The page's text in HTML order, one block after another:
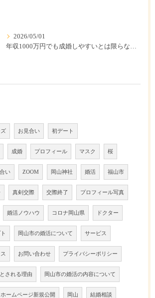
2026/05/01
年収1000万円でも成婚しやすいとは限らない? 「年収帯別の成婚率」のリアル
お見合い 初デート
成婚 プロフィール マスク 桜
い ZOOM 岡山神社 婚活 福山市
真剣交際 交際終了 プロフィール写真
婚活ノウハウ コロナ岡山県 ドクター
岡山市の婚活について サービス
お問い合わせ プライバシーポリシー
される理由 岡山市の婚活の内容について
ホームページ新規公開 岡山 結婚相談